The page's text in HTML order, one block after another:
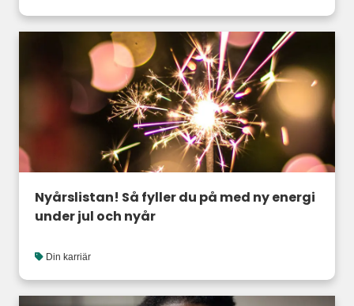
Nyårslistan! Så fyller du på med ny energi
under jul och nyår
Din karriär